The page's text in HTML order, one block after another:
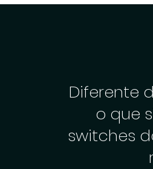
Diferente
o que
switches